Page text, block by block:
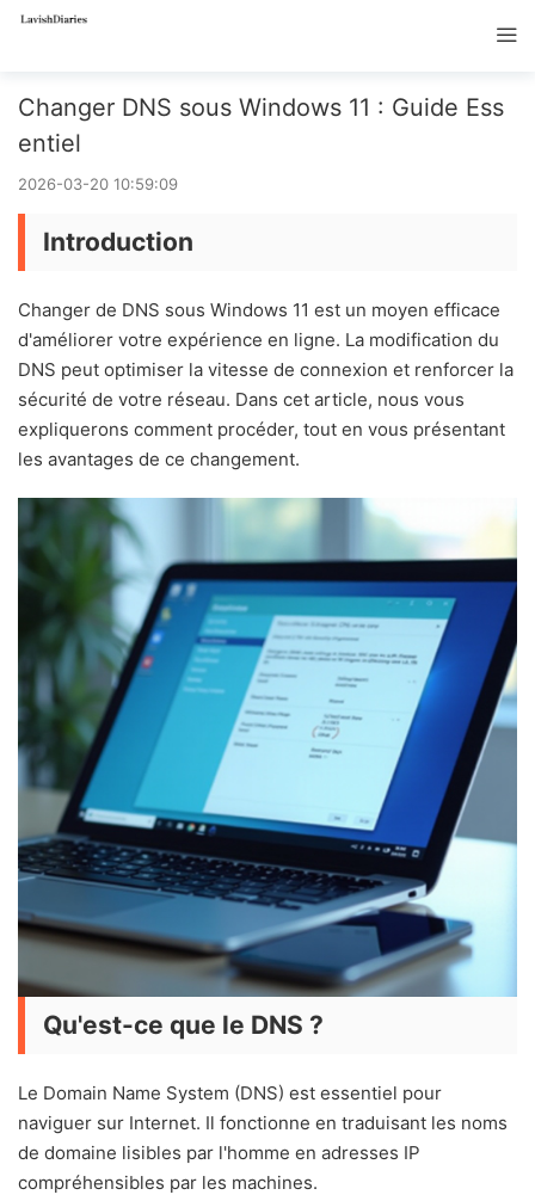
Changer DNS sous Windows 11 : Guide Ess
entiel
2026-03-20 10:59:09
Introduction
Changer de DNS sous Windows 11 est un moyen efficace
d'améliorer votre expérience en ligne. La modification du
DNS peut optimiser la vitesse de connexion et renforcer la
sécurité de votre réseau. Dans cet article, nous vous
expliquerons comment procéder, tout en vous présentant
les avantages de ce changement.
Qu'est-ce que le DNS ?
Le Domain Name System (DNS) est essentiel pour
naviguer sur Internet. Il fonctionne en traduisant les noms
de domaine lisibles par l'homme en adresses IP
compréhensibles par les machines.